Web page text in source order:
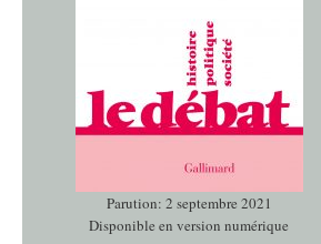
Parution: 2 septembre 2021
Disponible en version numérique